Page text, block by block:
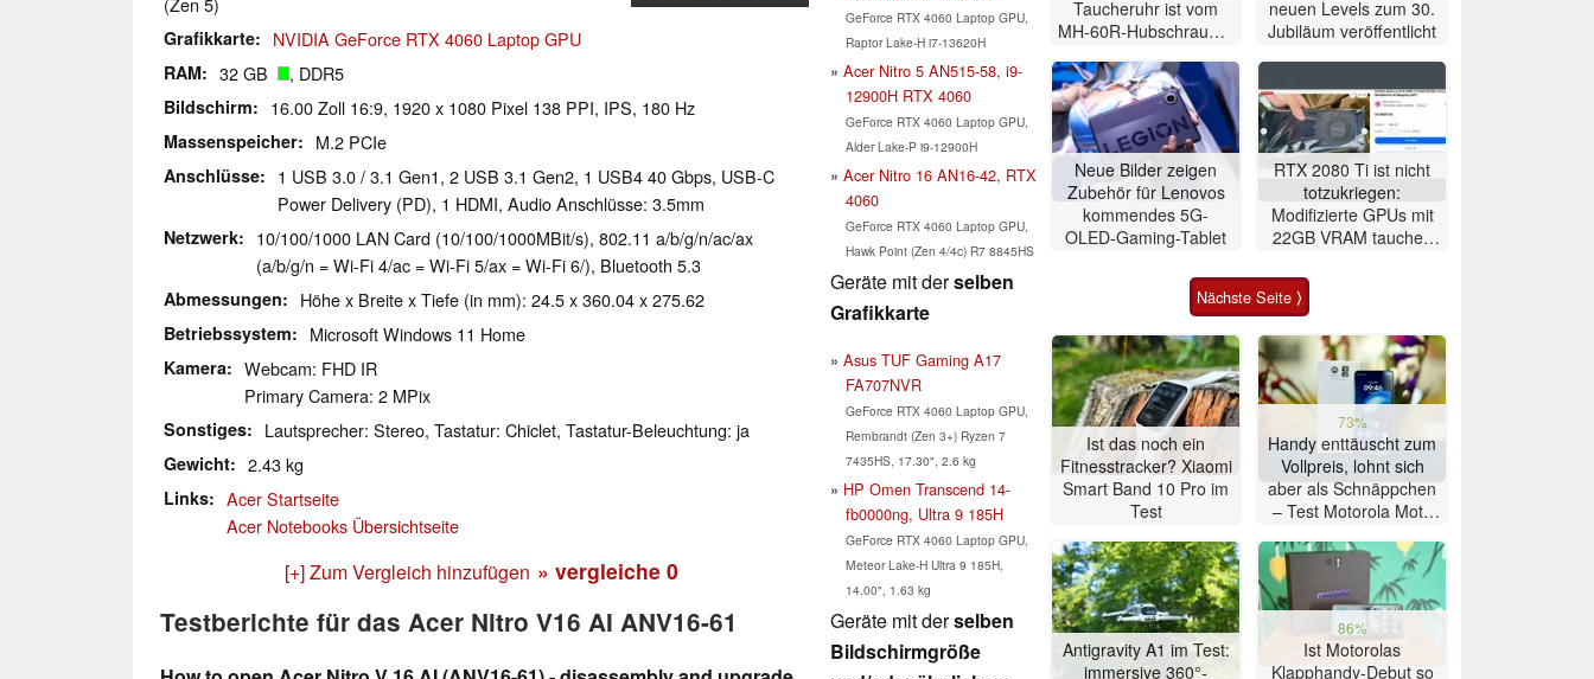
Grafikkarte NVIDIA GeForce RTX 4060 Laptop GPU
RAM 32 GB , DDR5
Bildschirm 16.00 Zoll 16:9, 1920 x 1080 Pixel 138 PPI, IPS, 180 Hz
Massenspeicher M.2 PCIe
Anschlüsse
1 USB 3.0 / 3.1 Gen1, 2 USB 3.1 Gen2, 1 USB4 40 Gbps, USB-C
Power Delivery (PD), 1 HDMI, Audio Anschlüsse: 3.5mm
Netzwerk
10/100/1000 LAN Card (10/100/1000MBit/s), 802.11 a/b/g/n/ac/ax
(a/b/g/n = Wi-Fi 4/ac = Wi-Fi 5/ax = Wi-Fi 6/), Bluetooth 5.3
Abmessungen Höhe x Breite x Tiefe (in mm): 24.5 x 360.04 x 275.62
Betriebssystem Microsoft Windows 11 Home
Kamera
Webcam: FHD IR
Primary Camera: 2 MPix
Sonstiges Lautsprecher: Stereo, Tastatur: Chiclet, Tastatur-Beleuchtung: ja
Gewicht 2.43 kg
Links
Acer Startseite
Acer Notebooks Übersichtseite
[+] Zum Vergleich hinzufügen » vergleiche 0
Testberichte für das Acer Nitro V16 AI ANV16-61
GeForce RTX 4060 Laptop GPU,
Raptor Lake-H i7-13620H
Acer Nitro 5 AN515-58, i9-
12900H RTX 4060
GeForce RTX 4060 Laptop GPU,
Alder Lake-P i9-12900H
Acer Nitro 16 AN16-42, RTX
4060
GeForce RTX 4060 Laptop GPU,
Hawk Point (Zen 4/4c) R7 8845HS
Geräte mit derselben
Grafikkarte
Asus TUF Gaming A17
FA707NVR
GeForce RTX 4060 Laptop GPU,
Rembrandt (Zen 3+) Ryzen 7
7435HS, 17.30", 2.6 kg
HP Omen Transcend 14-
fb0000ng, Ultra 9 185H
GeForce RTX 4060 Laptop GPU,
Meteor Lake-H Ultra 9 185H,
14.00", 1.63 kg
Geräte mit derselben
Bildschirmgröße
Taucheruhr ist vom
MH-60R-Hubschrauber
neuen Levels zum 30.
Jubiläum veröffentlicht
Neue Bilder zeigen
Zubehör für Lenovos
kommendes 5G-
OLED-Gaming-Tablet
RTX 2080 Ti ist nicht
totzukriegen:
Modifizierte GPUs mit
22GB VRAM tauchen
Nächste Seite ⟩
Ist das noch ein
Fitnesstracker? Xiaomi
Smart Band 10 Pro im
Test
73%
Handy enttäuscht zum
Vollpreis, lohnt sich
aber als Schnäppchen
– Test Motorola Moto
Antigravity A1 im Test:
immersive 360°-
86%
Ist Motorolas
Klapphandy-Debut so